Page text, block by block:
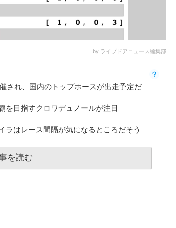
by ライブドアニュース編集部
され、国内のトップホースが出走予定だ
を目指すクロワデュノールが注目
ラはレース間隔が気になるところだそう
を読む